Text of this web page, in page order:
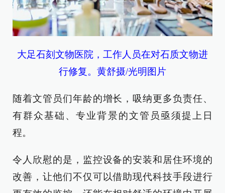
大足石刻文物医院，工作人员在对石质文物进
行修复。黄舒摄/光明图片
随着文管员们年龄的增长，吸纳更多负责任、
有群众基础、专业背景的文管员亟须提上日
程。
令人欣慰的是，监控设备的安装和居住环境的
改善，让他们不仅可以借助现代科技手段进行